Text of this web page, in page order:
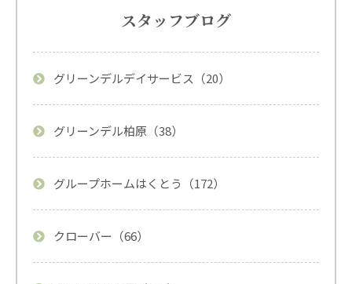
スタッフブログ
グリーンデルデイサービス（20）
グリーンデル柏原（38）
グループホームはくとう（172）
クローバー（66）